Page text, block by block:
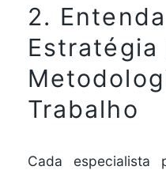
2.
Estratégia
Trabalho
Cada especialista